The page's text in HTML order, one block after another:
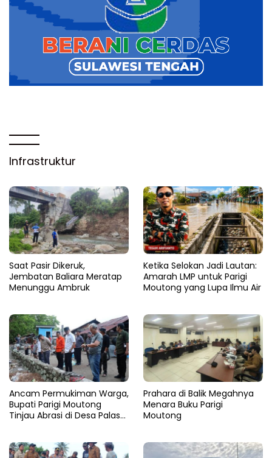
Infrastruktur
Saat Pasir Dikeruk,
Jembatan Baliara Meratap
Menunggu Ambruk
Ketika Selokan Jadi Lautan:
Amarah LMP untuk Parigi
Moutong yang Lupa Ilmu Air
Ancam Permukiman Warga,
Bupati Parigi Moutong
Tinjau Abrasi di Desa Palasa
Prahara di Balik Megahnya
Menara Buku Parigi
Moutong